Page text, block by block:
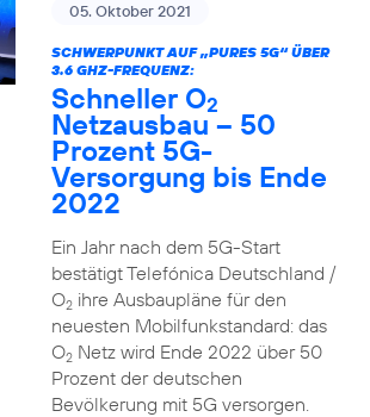
05. Oktober 2021
SCHWERPUNKT AUF „PURES 5G“ ÜBER
3.6 GHZ-FREQUENZ:
Schneller O2
Netzausbau – 50
Prozent 5G-
Versorgung bis Ende
2022
Ein Jahr nach dem 5G-Start
bestätigt Telefónica Deutschland /
O2ihre Ausbaupläne für den
neuesten Mobilfunkstandard: das
O2Netz wird Ende 2022 über 50
Prozent der deutschen
Bevölkerung mit 5G versorgen.